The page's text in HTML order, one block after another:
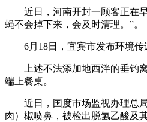
近日，河南开封一顾客正在早
蝇不会掉下来，会及时清理。”。
6月18日，宜宾市发布环境传
上述不法添加地西泮的垂钓窝
端上餐桌。
近日，国度市场监视办理总局
肉）椒喷鼻，被检出脱氢乙酸及